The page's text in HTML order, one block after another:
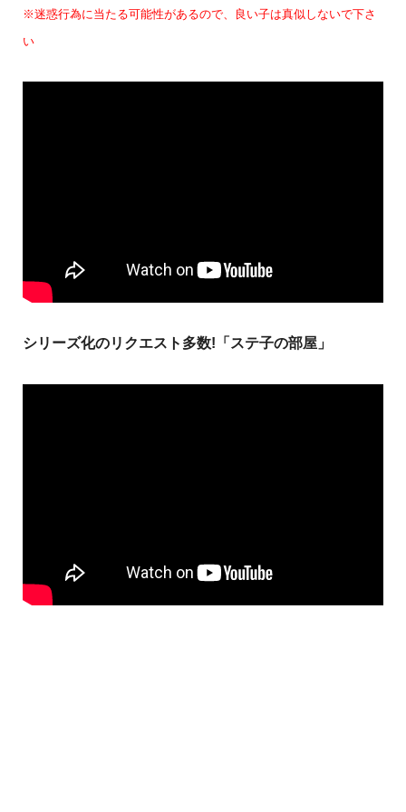
※迷惑行為に当たる可能性があるので、良い子は真似しないで下さ
い
シリーズ化のリクエスト多数!「ステ子の部屋」